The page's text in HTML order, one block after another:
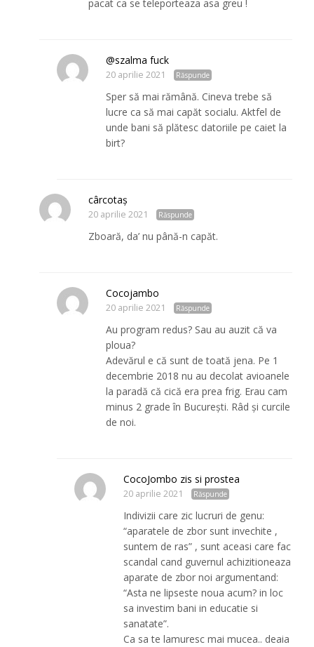
pacat ca se teleporteaza asa greu !
@szalma fuck
20 aprilie 2021 Răspunde
Sper să mai rămână. Cineva trebe să
lucre ca să mai capăt socialu. Aktfel de
unde bani să plătesc datoriile pe caiet la
birt?
cârcotaş
20 aprilie 2021 Răspunde
Zboară, da’ nu până-n capăt.
Cocojambo
20 aprilie 2021 Răspunde
Au program redus? Sau au auzit că va
ploua?
Adevărul e că sunt de toată jena. Pe 1
decembrie 2018 nu au decolat avioanele
la paradă că cică era prea frig. Erau cam
minus 2 grade în București. Râd și curcile
de noi.
CocoJombo zis si prostea
20 aprilie 2021 Răspunde
Indivizii care zic lucruri de genu:
“aparatele de zbor sunt invechite ,
suntem de ras” , sunt aceasi care fac
scandal cand guvernul achizitioneaza
aparate de zbor noi argumentand:
“Asta ne lipseste noua acum? in loc
sa investim bani in educatie si
sanatate”.
Ca sa te lamuresc mai mucea.. deaia